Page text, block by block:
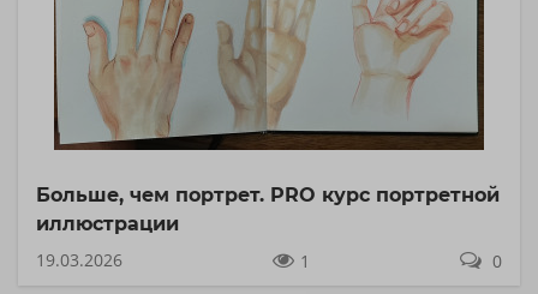
Больше, чем портрет. PRO курс портретной
иллюстрации
19.03.2026
1 0